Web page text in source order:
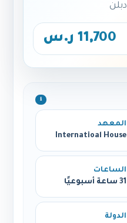
11,700 ر.س
ℹ️
المعهد
Internatioal House
الساعات
31 ساعة أسبوعيًا
الدولة